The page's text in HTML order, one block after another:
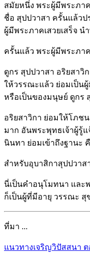
สมัยหนึ่ง พระผู้มีพระภา
ชื่อ สุปปวาสา ครั้นแล้ว
ผู้มีพระภาคเสวยเสร็จ
ครั้นแล้ว พระผู้มีพระภา
ดูกร สุปปวาสา อริยสา
ให้วรรณะแล้ว ย่อมเป็น
หรือเป็นของมนุษย์ ดูกร
อริยสาวิกา ย่อมให้โภช
มาก อันพระพุทธเจ้าผู้รู้
นินทา ย่อมเข้าถึงฐานะ
สำหรับอุบาสิกาสุปปวาส
นี่เป็นคำอนุโมทนา และ
ก็เป็นผู้ที่มีอายุ วรรณะ
ที่มา ...
แนวทางเจริญวิปัสสนา ต